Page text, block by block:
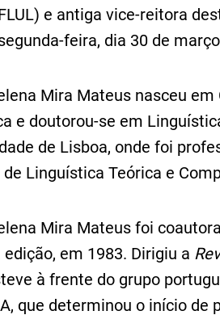
e antiga vice-reitora
feira, dia 30 de
Mira Mateus nasceu
e doutorou-se em
de Lisboa, onde foi
Linguística Teórica e
Mira Mateus foi
em 1983. Dirigiu a
à frente do grupo
que determinou o início